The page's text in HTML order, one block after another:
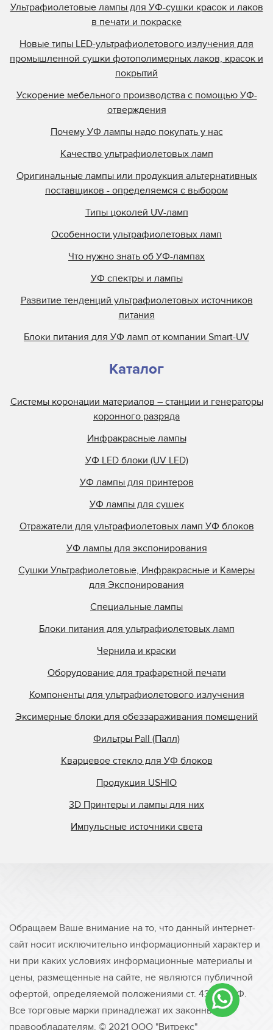
Ультрафиолетовые лампы для УФ-сушки красок и лаков
в печати и покраске
Новые типы LED-ультрафиолетового излучения для
промышленной сушки фотополимерных лаков, красок и
покрытий
Ускорение мебельного производства с помощью УФ-
отверждения
Почему УФ лампы надо покупать у нас
Качество ультрафиолетовых ламп
Оригинальные лампы или продукция альтернативных
поставщиков - определяемся с выбором
Типы цоколей UV-ламп
Особенности ультрафиолетовых ламп
Что нужно знать об УФ-лампах
УФ спектры и лампы
Развитие тенденций ультрафиолетовых источников
питания
Блоки питания для УФ ламп от компании Smart-UV
Каталог
Системы коронации материалов – станции и генераторы
коронного разряда
Инфракрасные лампы
УФ LED блоки (UV LED)
УФ лампы для принтеров
УФ лампы для сушек
Отражатели для ультрафиолетовых ламп УФ блоков
УФ лампы для экспонирования
Сушки Ультрафиолетовые, Инфракрасные и Камеры
для Экспонирования
Специальные лампы
Блоки питания для ультрафиолетовых ламп
Чернила и краски
Оборудование для трафаретной печати
Компоненты для ультрафиолетового излучения
Эксимерные блоки для обеззараживания помещений
Фильтры Pall (Палл)
Кварцевое стекло для УФ блоков
Продукция USHIO
3D Принтеры и лампы для них
Импульсные источники света
Обращаем Ваше внимание на то, что данный интернет-
сайт носит исключительно информационный характер и
ни при каких условиях информационные материалы и
цены, размещенные на сайте, не являются публичной
офертой, определяемой положениями ст. 437 ГК РФ.
Все торговые марки принадлежат их законным
правообладателям. © 2021 ООО "Витрекс"